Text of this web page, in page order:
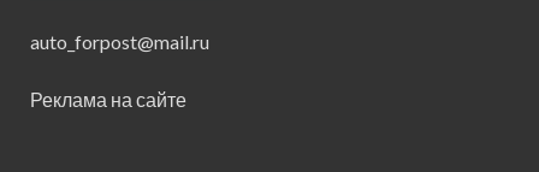
auto_forpost@mail.ru
Реклама на сайте